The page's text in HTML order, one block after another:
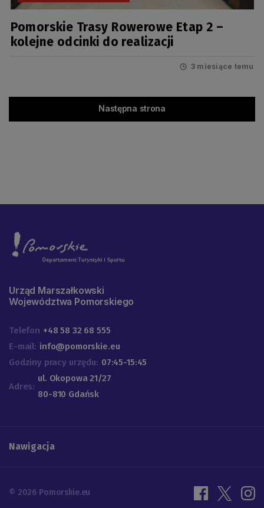
Pomorskie Trasy Rowerowe Etap 2 –
kolejne odcinki do realizacji
3 miesiące temu
Następna strona
Urząd Marszałkowski
Województwa Pomorskiego
Telefon +48 58 32 68 555
E-mail: info@pomorskie.eu
Godziny pracy urzędu: 07:45-15:45
Adres:
ul. Okopowa 21/27
80-810 Gdańsk
Nawigacja
© 2026 Pomorskie.eu